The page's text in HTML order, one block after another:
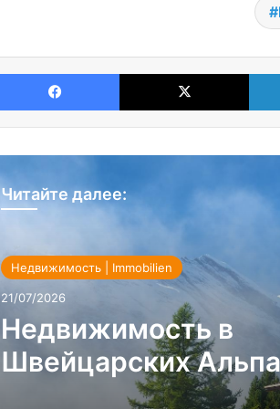
Facebook X
Читайте далее:
Недвижимость | Immobilien
21/07/2026
Недвижимость в
Швейцарских
еще можно купить